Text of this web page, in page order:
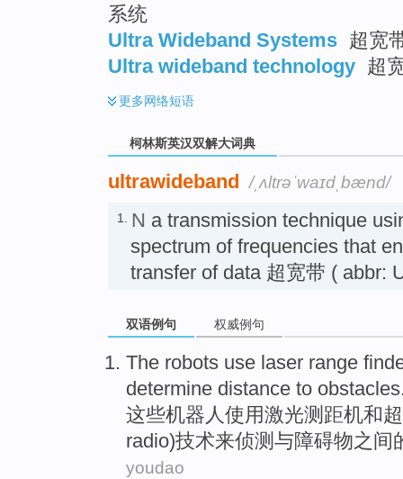
系统
Ultra Wideband Systems 超宽
Ultra wideband technology 超
更多网络短语
柯林斯英汉双解大词典
ultrawideband /ˌʌltrəˈwaɪdˌbænd/
1. N a transmission technique
spectrum of frequencies that
transfer of data 超宽带 ( abbr:
双语例句 权威例句
The robots use laser range
determine distance to obstacles
这些机器人 使用激光测距机和
radio)技术来侦测与障碍物之间
youdao